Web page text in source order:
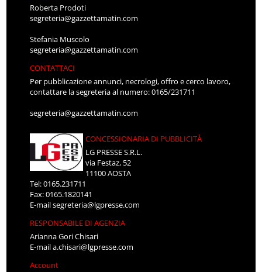
Roberta Prodoti
segreteria@gazzettamatin.com
Stefania Muscolo
segreteria@gazzettamatin.com
CONTATTACI
Per pubblicazione annunci, necrologi, offro e cerco lavoro,
contattare la segreteria al numero: 0165/231711
segreteria@gazzettamatin.com
CONCESSIONARIA DI PUBBLICITÀ
LG PRESSE S.R.L.
via Festaz, 52
11100 AOSTA
Tel: 0165.231711
Fax: 0165.1820141
E-mailsegreteria@lgpresse.com
RESPONSABILE DI AGENZIA
Arianna Gori Chisari
E-maila.chisari@lgpresse.com
Account